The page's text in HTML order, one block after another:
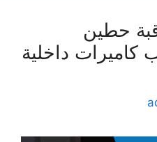
حطين
تركيب كاميرات داخلية